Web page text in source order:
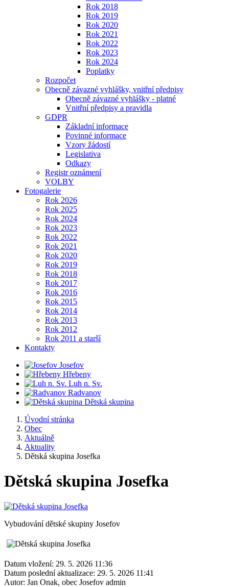
Rok 2018
Rok 2019
Rok 2020
Rok 2021
Rok 2022
Rok 2023
Rok 2024
Poplatky
Rozpočet
Obecně závazné vyhlášky, vnitřní předpisy
Obecně závazné vyhlášky - platné
Vnitřní předpisy a pravidla
GDPR
Základní informace
Povinné informace
Vzory žádostí
Legislativa
Odkazy
Registr oznámení
VOLBY
Fotogalerie
Rok 2026
Rok 2025
Rok 2024
Rok 2023
Rok 2022
Rok 2021
Rok 2020
Rok 2019
Rok 2018
Rok 2017
Rok 2016
Rok 2015
Rok 2014
Rok 2013
Rok 2012
Rok 2011 a starší
Kontakty
Josefov
Hřebeny
Luh n. Sv.
Radvanov
Dětská skupina
Úvodní stránka
Obec
Aktuálně
Aktuality
Dětská skupina Josefka
Dětská skupina Josefka
Vybudování dětské skupiny Josefov
Datum vložení: 29. 5. 2026 11:36
Datum poslední aktualizace: 29. 5. 2026 11:41
Autor: Jan Onak, obec Josefov admin